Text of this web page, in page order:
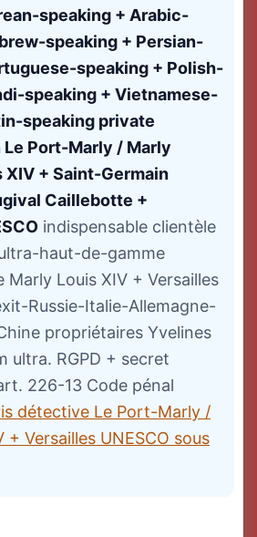
speaking + Arabic-
speaking + Persian-
speaking + Polish-
speaking + Vietnamese-
speaking private
Port-Marly / Marly
XIV + Saint-Germain
Caillebotte +
indispensable clientèle
haut-de-gamme
Marly Louis XIV + Versailles
Russie-Italie-Allemagne-
propriétaires Yvelines
ultra. RGPD + secret
226-13 Code pénal
détective Le Port-Marly /
+ Versailles UNESCO sous